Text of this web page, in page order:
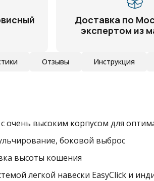
Доставка по
экспертом из
Отзывы Инструкция
очень высоким корпусом для
боковой выброс
высоты кошения
легкой навески EasyClick и